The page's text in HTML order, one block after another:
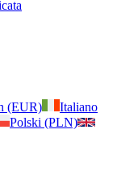
(EUR)
Italiano
Polski (PLN)